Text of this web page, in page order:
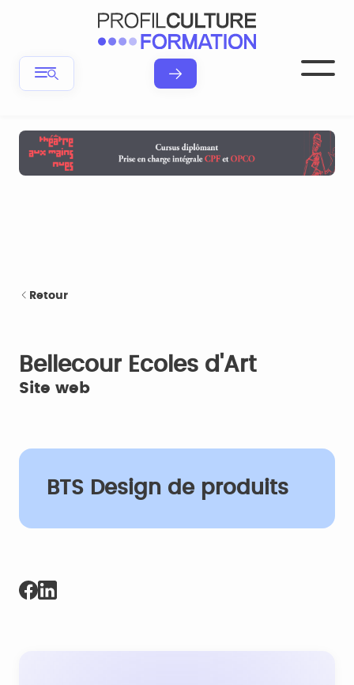
Retour
Bellecour Ecoles d'Art
Site web
BTS Design de produits